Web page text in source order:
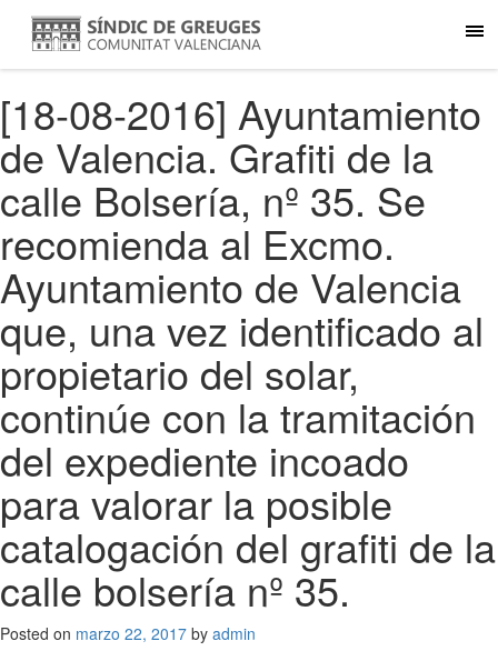
[18-08-2016] Ayuntamiento
de Valencia. Grafiti de la
calle Bolsería, nº 35. Se
recomienda al Excmo.
Ayuntamiento de Valencia
que, una vez identificado al
propietario del solar,
continúe con la tramitación
del expediente incoado
para valorar la posible
catalogación del grafiti de la
calle bolsería nº 35.
Posted on marzo 22, 2017 by admin